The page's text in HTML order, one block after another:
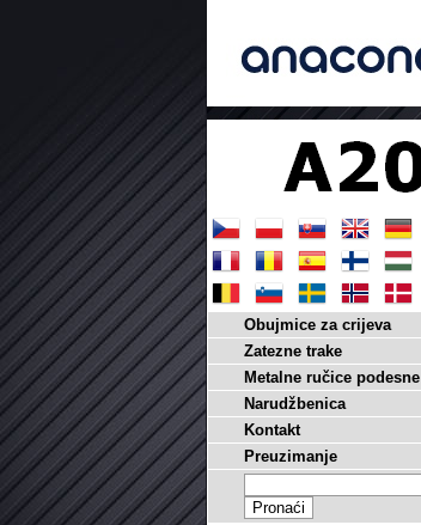
Obujmice za crijeva
Zatezne trake
Metalne ručice podesne
Narudžbenica
Kontakt
Preuzimanje